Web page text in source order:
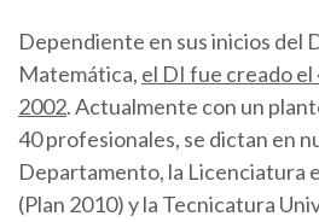
Dependiente en sus inicios del
Matemática, el DI fue creado
2002. Actualmente con un
40 profesionales, se dictan en
Departamento, la Licenciatura
(Plan 2010) y la Tecnicatura